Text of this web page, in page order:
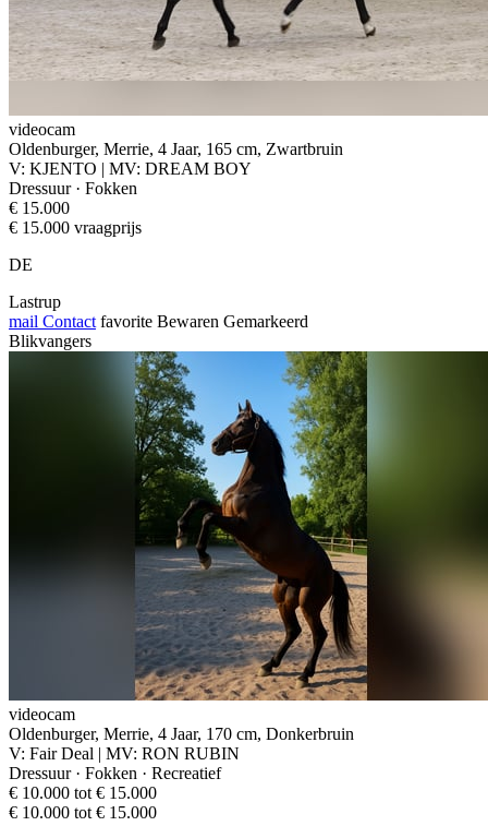
videocam
Oldenburger, Merrie, 4 Jaar, 165 cm, Zwartbruin
V: KJENTO | MV: DREAM BOY
Dressuur · Fokken
€ 15.000
€ 15.000 vraagprijs
DE
Lastrup
mail Contact favorite Bewaren Gemarkeerd
Blikvangers
videocam
Oldenburger, Merrie, 4 Jaar, 170 cm, Donkerbruin
V: Fair Deal | MV: RON RUBIN
Dressuur · Fokken · Recreatief
€ 10.000 tot € 15.000
€ 10.000 tot € 15.000